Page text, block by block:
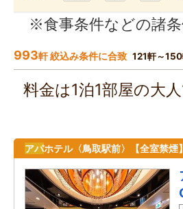
※食事条件などの諸
993軒 絞込み条件に合致 121軒～
料金は1泊1部屋の大
アパホテル〈鳥取駅前〉【全室禁